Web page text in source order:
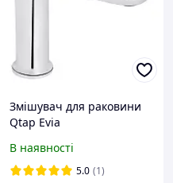
Змішувач для раковини
Qtap Evia
одноважільний, низький,
Chrome
В наявності
5.0 (1)